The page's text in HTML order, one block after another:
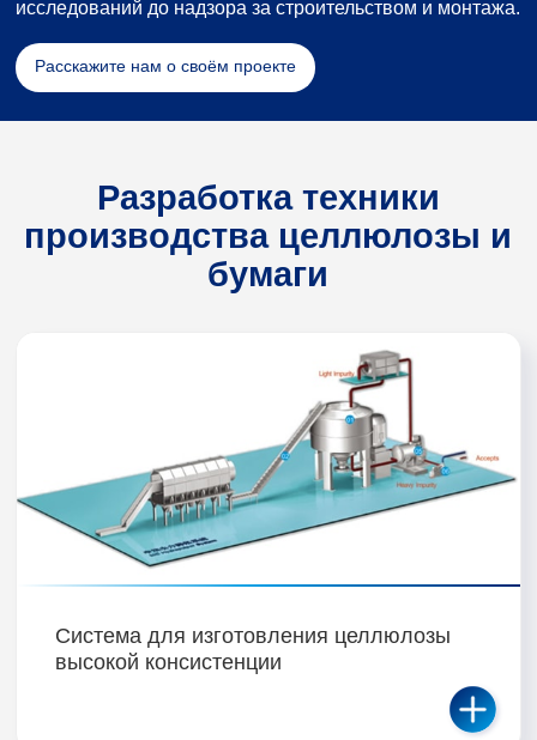
исследований до надзора за строительством и монтажа.
Расскажите нам о своём проекте
Разработка техники
производства целлюлозы и
бумаги
Система для изготовления целлюлозы
высокой консистенции